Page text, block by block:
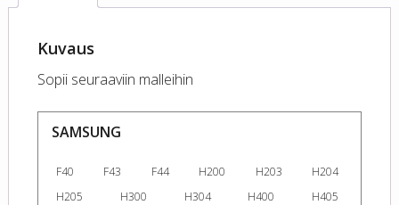
Kuvaus
Sopii seuraaviin malleihin
SAMSUNG
F40 F43 F44 H200 H203
H204
H205
H300 H304 H400
H405